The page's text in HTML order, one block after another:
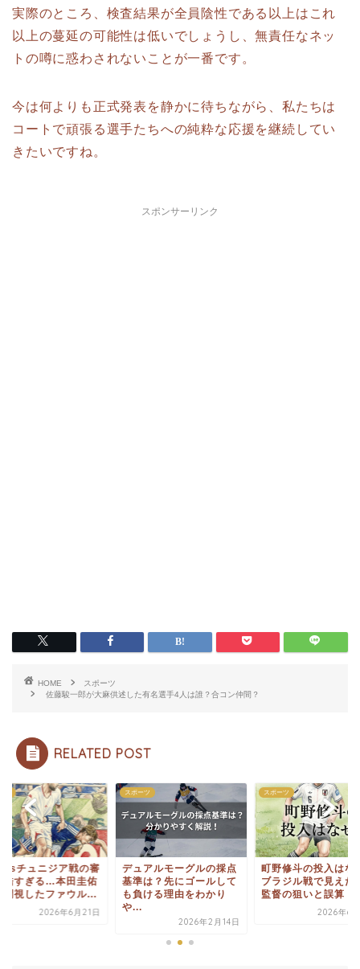
実際のところ、検査結果が全員陰性である以上はこれ
以上の蔓延の可能性は低いでしょうし、無責任なネッ
トの噂に惑わされないことが一番です。
今は何よりも正式発表を静かに待ちながら、私たちは
コートで頑張る選手たちへの純粋な応援を継続してい
きたいですね。
スポンサーリンク
HOME
スポーツ
佐藤駿一郎が大麻供述した有名選手4人は誰？合コン仲間？
RELATED POST
vsチュニジア戦の審
酷すぎる…本田圭佑
問視したファウル...
2026年6月21日
スポーツ
デュアルモーグルの採点
基準は？先にゴールして
も負ける理由をわかり
や...
2026年2月14日
スポーツ
町野修斗の投入はな
ブラジル戦で見えた
監督の狙いと誤算
2026年6